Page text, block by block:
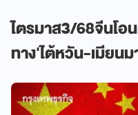
ไตรมาส3/68จีนโ
ทาง'ไต้หวัน-เมียนม